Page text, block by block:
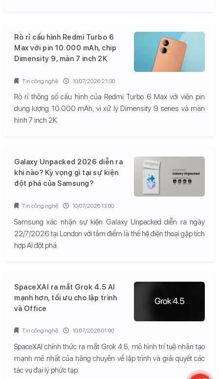
Rò rỉ cấu hình Redmi Turbo 6
Max với pin 10.000 mAh, chip
Dimensity 9, màn 7 inch 2K
Rò rỉ thông số cấu hình của Redmi Turbo 6 Max với viên pin
dung lượng 10.000 mAh, vi xử lý Dimensity 9 series và màn
hình 7 inch 2K.
Tin công nghệ 10/07/2026 21:00
Galaxy Unpacked 2026 diễn ra
khi nào? Kỳ vọng gì tại sự kiện
đột phá của Samsung?
Samsung xác nhận sự kiện Galaxy Unpacked diễn ra ngày
22/7/2026 tại London với tâm điểm là thế hệ điện thoại gập tích
hợp AI đột phá.
Tin công nghệ 10/07/2026 13:00
SpaceXAI ra mắt Grok 4.5 AI
mạnh hơn, tối ưu cho lập trình
và Office
SpaceXAI chính thức ra mắt Grok 4.5, mô hình trí tuệ nhân tạo
mạnh mẽ nhất của hãng chuyên về lập trình và giải quyết các
tác vụ đại lý phức tạp.
Tin công nghệ 10/07/2026 01:00